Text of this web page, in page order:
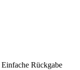
Einfache Rückgabe